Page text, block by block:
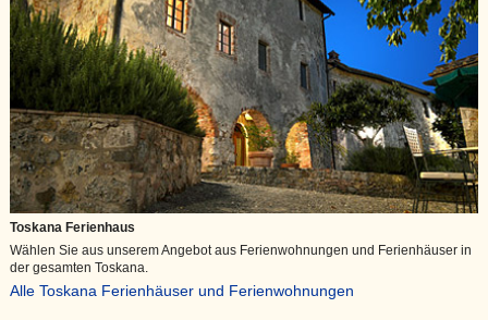
Toskana Ferienhaus
Wählen Sie aus unserem Angebot aus Ferienwohnungen und Ferienhäuser in
der gesamten Toskana.
Alle Toskana Ferienhäuser und Ferienwohnungen